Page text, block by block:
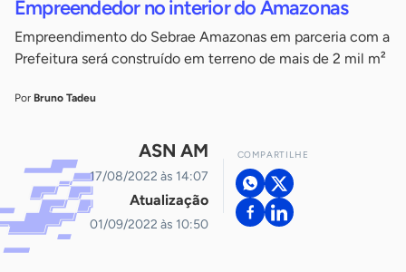
Empreendedor no interior do Amazonas
Empreendimento do Sebrae Amazonas em parceria com a
Prefeitura será construído em terreno de mais de 2 mil m²
Por Bruno Tadeu
ASN AM
17/08/2022 às 14:07
Atualização
01/09/2022 às 10:50
COMPARTILHE